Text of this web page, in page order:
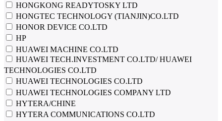
HONGKONG READYTOSKY LTD
HONGTEC TECHNOLOGY (TIANJIN)CO.LTD
HONOR DEVICE CO.LTD
HP
HUAWEI MACHINE CO.LTD
HUAWEI TECH.INVESTMENT CO.LTD/ HUAWEI
TECHNOLOGIES CO.LTD
HUAWEI TECHNOLOGIES CO.LTD
HUAWEI TECHNOLOGIES COMPANY LTD
HYTERA/CHINE
HYTERA COMMUNICATIONS CO.LTD